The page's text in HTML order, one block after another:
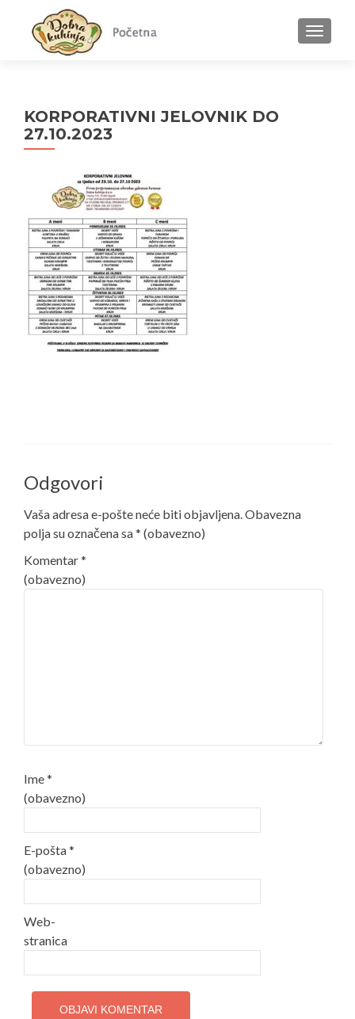
MENU
KORPORATIVNI JELOVNIK DO
27.10.2023
Odgovori
Vaša adresa e-pošte neće biti objavljena.Obavezna
polja su označena sa* (obavezno)
Komentar*
(obavezno)
Ime*
(obavezno)
E-pošta*
(obavezno)
Web-
stranica